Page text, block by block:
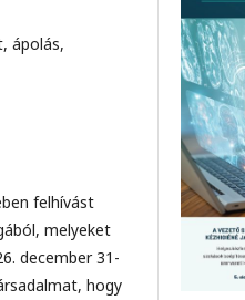
ápolás,
felhívást
melyeket
december 31-
hogy